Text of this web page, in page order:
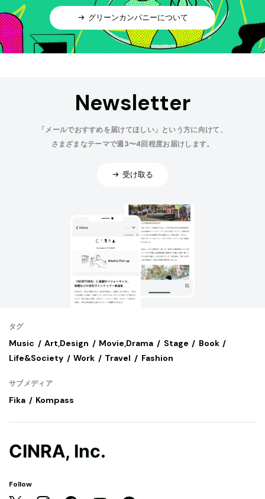
グリーンカンパニーについて
Newsletter
「メールでおすすめを届けてほしい」という方に向けて、
さまざまなテーマで週3〜4回程度お届けします。
受け取る
タグ
Music Art,Design Movie,Drama Stage
Book
Life&Society
Work Travel Fashion
サブメディア
Fika Kompass
CINRA, Inc.
Follow